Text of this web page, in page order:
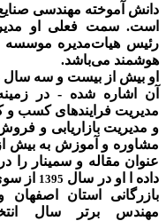
دانش آموخته مهندسی
است. سمت فعلی او
رئیس هیات‌مدیره
هوشمند می‌باشد.
او بیش از بیست و سه سال
آن اشاره شده - در
مدیریت فرایندهای کسب و
و مدیریت بازاریابی و
مشاوره و آموزش به بیش
عنوان مقاله و سمینار را
داده ا او در سال 1395 از
بازرگانی استان
مهندس برتر سال